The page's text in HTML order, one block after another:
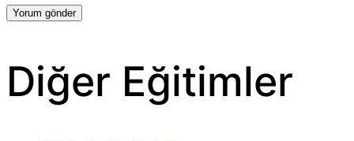
Diğer Eğitimler